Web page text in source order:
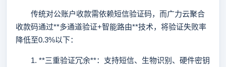
传统对公账户收款需依赖短信验证码，而广力云聚合
收款码通过**多通道验证+智能路由**技术，将验证失败率
降低至0.3%以下：
1. **三重验证冗余**：支持短信、生物识别、硬件密钥